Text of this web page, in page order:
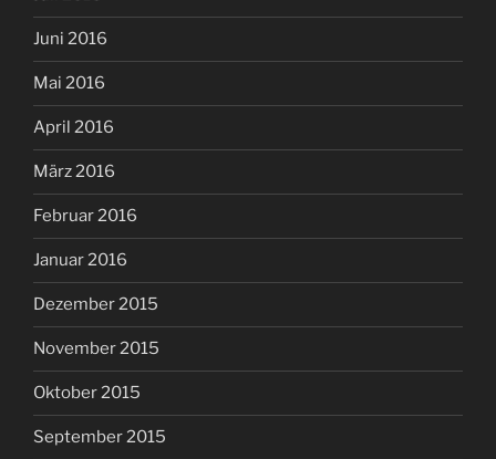
Juni 2016
Mai 2016
April 2016
März 2016
Februar 2016
Januar 2016
Dezember 2015
November 2015
Oktober 2015
September 2015